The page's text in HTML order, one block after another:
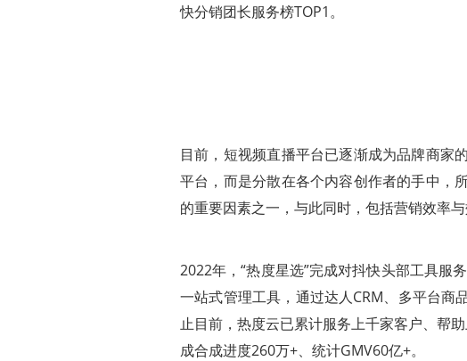
快分销团长服务榜TOP1。
目前，短视频直播平台已逐渐成为品牌商家
平台，而是分散在各个内容创作者的手中，
的重要因素之一，与此同时，包括营销效率
2022年，“热度星选”完成对抖快头部工具服
一站式管理工具，通过达人CRM、多平台
止目前，热度云已累计服务上千家客户、帮
成合成进度260万+、统计GMV60亿+。